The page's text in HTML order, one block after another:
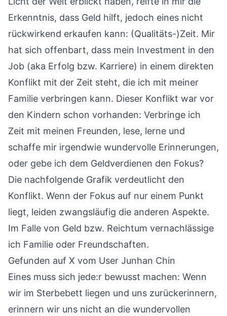
Erkenntnis, dass Geld hilft, jedoch eines nicht
rückwirkend erkaufen kann: (Qualitäts-)Zeit. Mir
hat sich offenbart, dass mein Investment in den
Job (aka Erfolg bzw. Karriere) in einem direkten
Konflikt mit der Zeit steht, die ich mit meiner
Familie verbringen kann. Dieser Konflikt war vor
den Kindern schon vorhanden: Verbringe ich
Zeit mit meinen Freunden, lese, lerne und
schaffe mir irgendwie wundervolle Erinnerungen,
oder gebe ich dem Geldverdienen den Fokus?
Die nachfolgende Grafik verdeutlicht den
Konflikt. Wenn der Fokus auf nur einem Punkt
liegt, leiden zwangsläufig die anderen Aspekte.
Im Falle von Geld bzw. Reichtum vernachlässige
ich Familie oder Freundschaften.
Gefunden auf X vom User Junhan Chin
Eines muss sich jede:r bewusst machen: Wenn
wir im Sterbebett liegen und uns zurückerinnern,
erinnern wir uns nicht an die wundervollen